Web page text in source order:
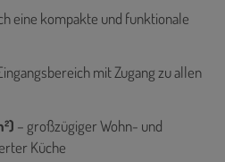
eine kompakte und funktionale
mit Zugang zu allen
– großzügiger Wohn- und
Küche